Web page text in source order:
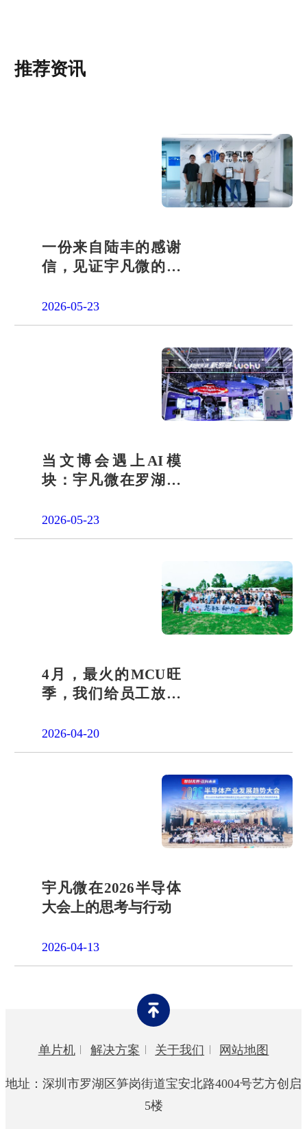
推荐资讯
一份来自陆丰的感谢
信，见证宇凡微的社
2026-05-23
当文博会遇上AI模
块：宇凡微在罗湖展
答卷
2026-05-23
4月，最火的MCU旺
季，我们给员工放了
2026-04-20
宇凡微在2026半导体
大会上的思考与行动
2026-04-13
单片机 解决方案 关于我们 网站地图
地址：深圳市罗湖区笋岗街道宝安北路4004号艺方创启
5楼